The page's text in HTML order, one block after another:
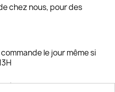
chez nous, pour des
le jour même si
clients